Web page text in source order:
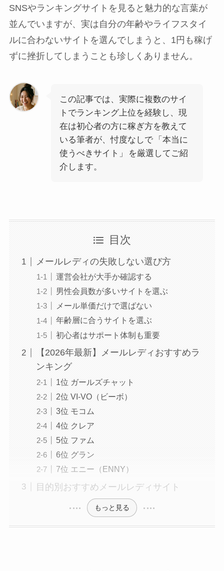
SNSやランキングサイトを見ると魅力的な言葉が
並んでいますが、実は自分の年齢やライフスタイ
ルに合わないサイトを選んでしまうと、1円も稼げ
ずに挫折してしまうことも珍しくありません。
この記事では、実際に複数のサイ
トでランキング上位を経験し、現
在は初心者の方に稼ぎ方を教えて
いる筆者が、忖度なしで
「本当に
使うべきサイト」
を厳選してご紹
介します。
目次
メールレディの失敗しない選び方
運営会社が大手か確認する
男性会員数が多いサイトを選ぶ
メール単価だけで選ばない
年齢層に合うサイトを選ぶ
初心者はサポート体制も重要
【2026年最新】メールレディおすすめラ
ンキング
1位 ガールズチャット
2位 VI-VO（ビーボ）
3位 モコム
4位 クレア
5位 ファム
6位 グラン
7位 エニー（ENNY）
目的別おすすめメールレディサイト
もっと見る